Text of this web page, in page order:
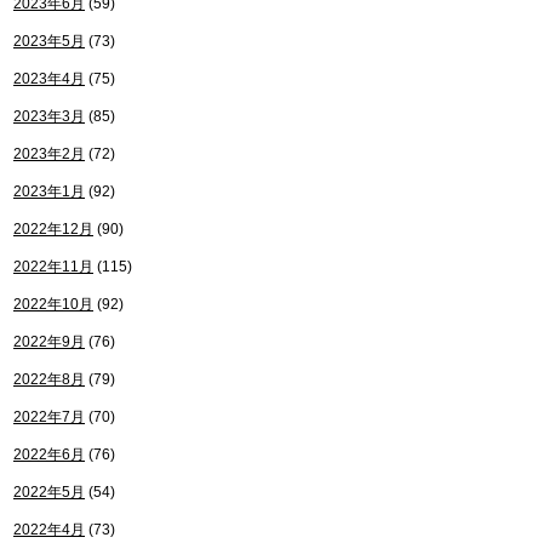
2023年6月 (59)
2023年5月 (73)
2023年4月 (75)
2023年3月 (85)
2023年2月 (72)
2023年1月 (92)
2022年12月 (90)
2022年11月 (115)
2022年10月 (92)
2022年9月 (76)
2022年8月 (79)
2022年7月 (70)
2022年6月 (76)
2022年5月 (54)
2022年4月 (73)